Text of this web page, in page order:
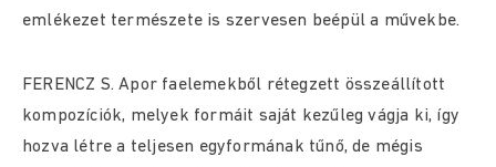
emlékezet természete is szervesen beépül a művekbe.
FERENCZ S. Apor faelemekből rétegzett összeállított
kompozíciók, melyek formáit saját kezűleg vágja ki, így
hozva létre a teljesen egyformának tűnő, de mégis